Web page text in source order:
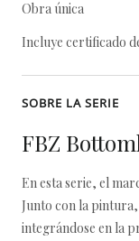
Obra única
Incluye certificado
SOBRE LA SERIE
FBZ
En esta serie, el
Junto con la
integrándose en la